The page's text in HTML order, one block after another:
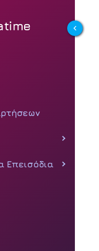
Επεισόδια